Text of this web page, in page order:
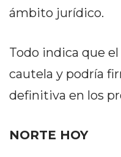
COMPRAR
CREATINA
ENTRENO
ASESORAMIENTO
ámbito jurídico.
Todo indica que
cautela y podría
definitiva en los
NORTE HOY